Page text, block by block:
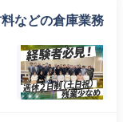
などの倉庫業務